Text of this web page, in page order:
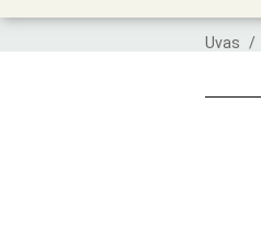
Uvas /